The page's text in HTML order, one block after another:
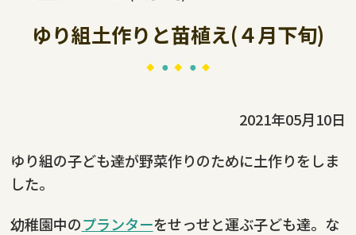
ゆり組土作りと苗植え(４月下旬)
2021年05月10日
ゆり組の子ども達が野菜作りのために土作りをしま
した。
幼稚園中のプランターをせっせと運ぶ子ども達。な